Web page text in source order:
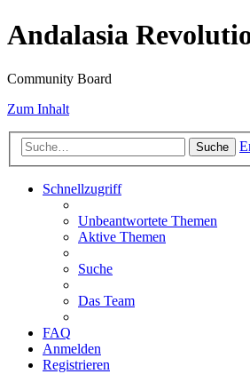
Andalasia
Community Board
Zum Inhalt
Suche
Schnellzugriff
Unbeantwortete Themen
Aktive Themen
Suche
Das Team
FAQ
Anmelden
Registrieren